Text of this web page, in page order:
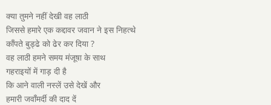
क्या तुमने नहीं देखी वह लाठी
जिससे हमारे एक कद्दावर जवान ने इस निहत्थे
काँपते बुड्ढे को ढेर कर दिया ?
वह लाठी हमने समय मंजूषा के साथ
गहराइयों में गाड़ दी है
कि आने वाली नस्लें उसे देखें और
हमारी जवाँमर्दी की दाद दें